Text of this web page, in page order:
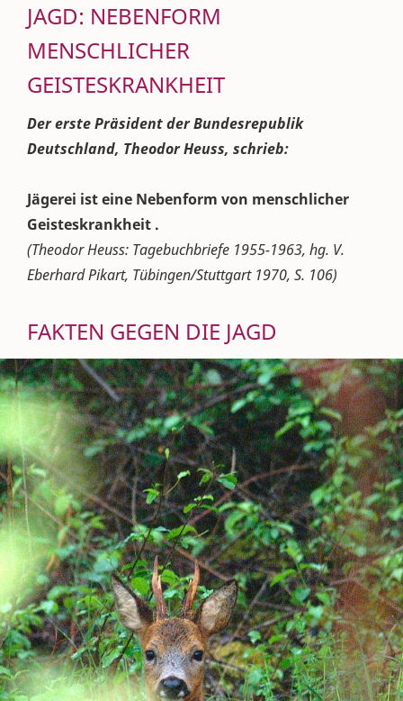
JAGD: NEBENFORM
MENSCHLICHER
GEISTESKRANKHEIT
Der erste Präsident der Bundesrepublik
Deutschland, Theodor Heuss, schrieb:
Jägerei ist eine Nebenform von menschlicher
Geisteskrankheit .
(Theodor Heuss: Tagebuchbriefe 1955-1963, hg. V.
Eberhard Pikart, Tübingen/Stuttgart 1970, S. 106)
FAKTEN GEGEN DIE JAGD